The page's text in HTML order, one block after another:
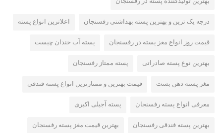
بهترین تولیدکننده پسته در رفسنجان
درجه یک ترین و بهترین پسته بهداشتی رفسنجان اعلاترین انواع پسته
قیمت روز انواع مغز پسته در رفسنجان پسته آب خندان چیست
بهترین نوع پسته صادراتی پسته ممتاز رفسنجان
مغز پسته دهن بست قیمت بهترین و ممتازترین انواع پسته فندقی
معرفی انواع پسته رفسنجان پسته آجیلی اکبری
بهترین پسته فندقی رفسنجان بهترین قیمت مغز پسته رفسنجان